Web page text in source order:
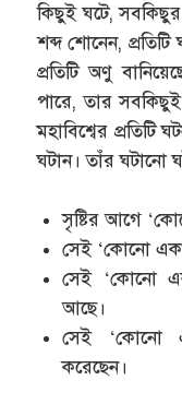
কিছুই ঘটে, সবকিছুর
শব্দ শোনেন,
প্রতিটি অণু
পারে, তার সবকিছুই
মহাবিশ্বের
ঘটান। তাঁর ঘটানো
সৃষ্টির আগে
সেই ‘কোনো
সেই ‘কোনো
আছে।
সেই ‘কোনো
করেছেন।